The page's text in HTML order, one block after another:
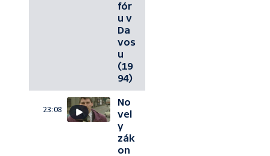
fór
u v
Da
vos
u
(19
94)
23:08
No
vel
y
zák
on